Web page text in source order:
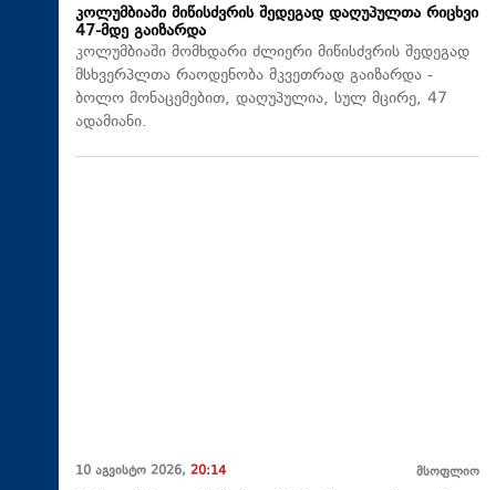
კოლუმბიაში მიწისძვრის შედეგად დაღუპულთა რიცხვი
47-მდე გაიზარდა
კოლუმბიაში მომხდარი ძლიერი მიწისძვრის შედეგად
მსხვერპლთა რაოდენობა მკვეთრად გაიზარდა -
ბოლო მონაცემებით, დაღუპულია, სულ მცირე, 47
ადამიანი.
10 აგვისტო 2026, 20:14 მსოფლიო